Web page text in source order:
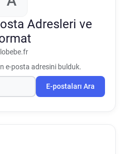
Adresleri ve
e-posta adresini bulduk.
E-postaları Ara